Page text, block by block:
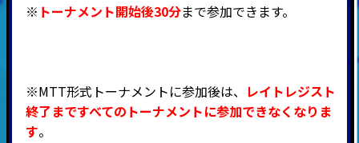
※ トーナメント開始後30分まで参加できます。
※MTT形式トーナメントに参加後は、 レイトレジスト
終了まですべてのトーナメントに参加できなくなりま
す。